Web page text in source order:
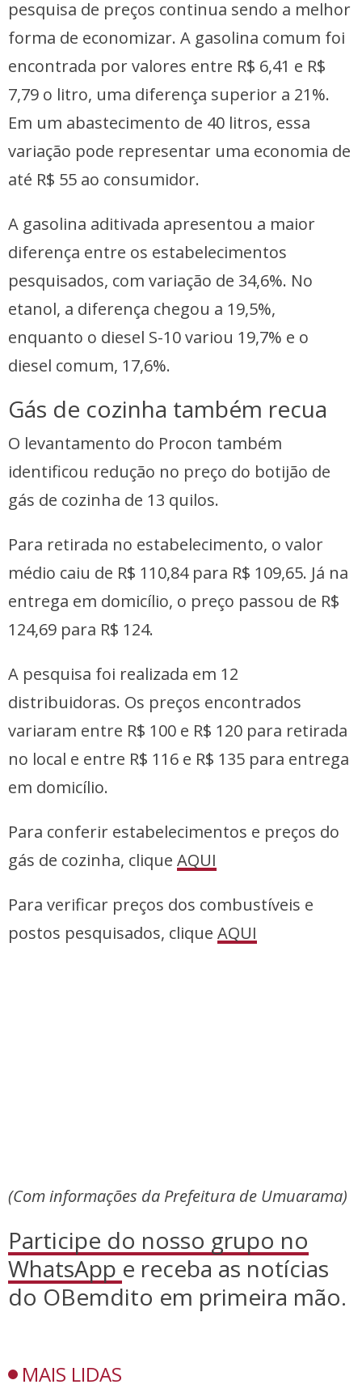
pesquisa de preços continua sendo a melhor
forma de economizar. A gasolina comum foi
encontrada por valores entre R$ 6,41 e R$
7,79 o litro, uma diferença superior a 21%.
Em um abastecimento de 40 litros, essa
variação pode representar uma economia de
até R$ 55 ao consumidor.
A gasolina aditivada apresentou a maior
diferença entre os estabelecimentos
pesquisados, com variação de 34,6%. No
etanol, a diferença chegou a 19,5%,
enquanto o diesel S-10 variou 19,7% e o
diesel comum, 17,6%.
Gás de cozinha também recua
O levantamento do Procon também
identificou redução no preço do botijão de
gás de cozinha de 13 quilos.
Para retirada no estabelecimento, o valor
médio caiu de R$ 110,84 para R$ 109,65. Já na
entrega em domicílio, o preço passou de R$
124,69 para R$ 124.
A pesquisa foi realizada em 12
distribuidoras. Os preços encontrados
variaram entre R$ 100 e R$ 120 para retirada
no local e entre R$ 116 e R$ 135 para entrega
em domicílio.
Para conferir estabelecimentos e preços do
gás de cozinha, clique AQUI
Para verificar preços dos combustíveis e
postos pesquisados, clique AQUI
(Com informações da Prefeitura de Umuarama)
Participe do nosso grupo no
WhatsApp e receba as notícias
do OBemdito em primeira mão.
MAIS LIDAS